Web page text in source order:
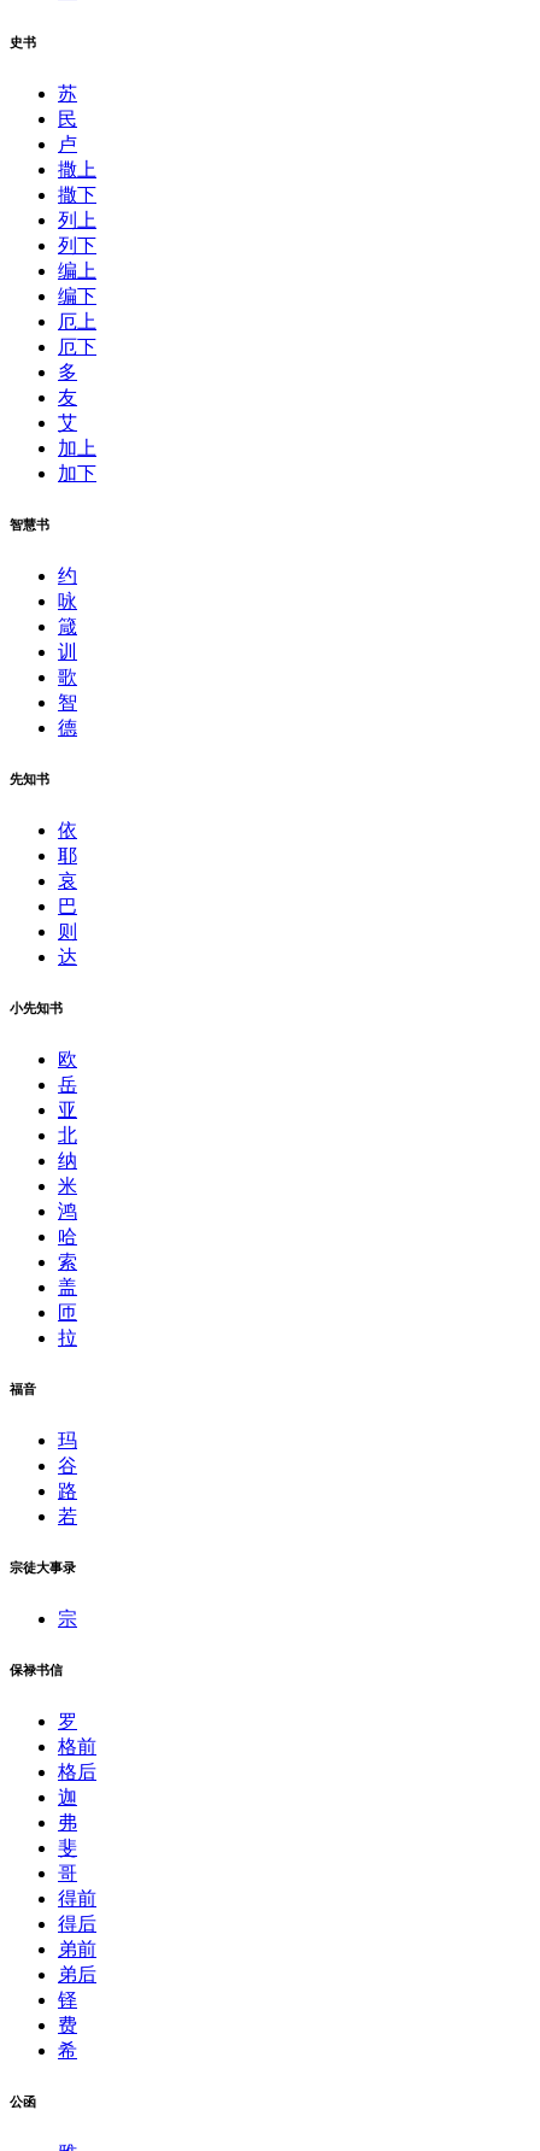
史书
苏
民
卢
撒上
撒下
列上
列下
编上
编下
厄上
厄下
多
友
艾
加上
加下
智慧书
约
咏
箴
训
歌
智
德
先知书
依
耶
哀
巴
则
达
小先知书
欧
岳
亚
北
纳
米
鸿
哈
索
盖
匝
拉
福音
玛
谷
路
若
宗徒大事录
宗
保禄书信
罗
格前
格后
迦
弗
斐
哥
得前
得后
弟前
弟后
铎
费
希
公函